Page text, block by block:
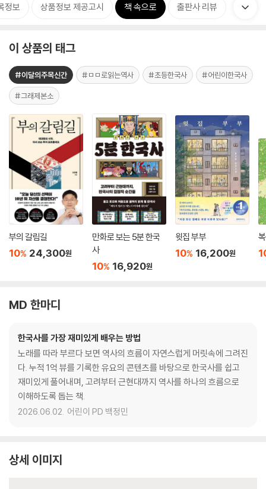
정보 상품정보 제공고시 책 속으로 출판사 리뷰
이 상품의 태그
#이달의주목신간 #ㅁㅁ로읽는역사 #초등한국사 #어린이한국사
#그래제본소
부의 갈림길
10% 24,300원
만화로 보는 5분 한국
사
10% 16,920원
윗집 부부
10% 16,200원
MD 한마디
한국사를 가장 재미있게 배우는 방법
노래를 따라 부르다 보면 역사의 흐름이 자연스럽게 머릿속에 그려진
다. 누적 1억 뷰를 기록한 유요의 콘텐츠를 바탕으로 한국사를 쉽고
재미있게 풀어내며, 고려부터 근현대까지 역사를 하나의 흐름으로
이해하도록 돕는 책.
2026.06.02. 어린이 PD 백정민
상세 이미지